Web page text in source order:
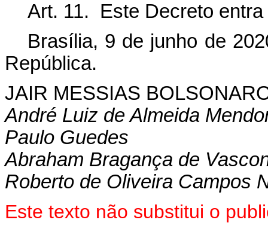
Art. 11. Este Decreto
Brasília, 9 de junho de
República.
JAIR MESSIAS
André Luiz de Almeida
Paulo Guedes
Abraham Bragança de
Roberto de Oliveira Campos
Este texto não substitui o